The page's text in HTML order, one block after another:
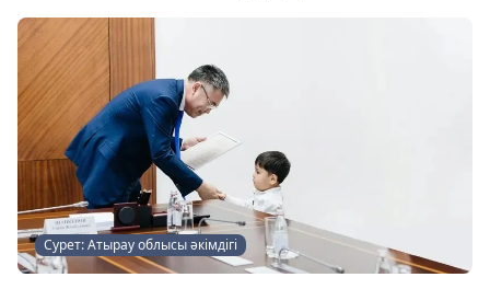
Сурет: Атырау облысы әкімдігі